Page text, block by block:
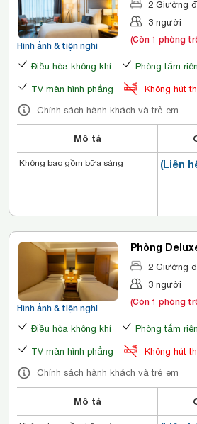
Hình ảnh & tiện nghi
2 Giường
3 người
(Còn 1 phòng
Điều hòa không khí Phòng tắm
TV màn hình phẳng
Không hút
Chính sách hành khách và trẻ em
Mô tả
(Liên
Không bao gồm bữa sáng
Hình ảnh & tiện nghi
Phòng
Giường đơn
2 Giường
3 người
(Còn 1 phòng
Điều hòa không khí Phòng tắm
TV màn hình phẳng
Không hút
Chính sách hành khách và trẻ em
Mô tả